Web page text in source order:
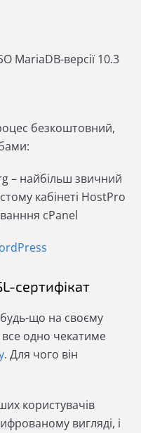
MariaDB-версії 10.3
безкоштовний,
– найбільш звичний
кабінеті HostPro
сPanel
сертифікат
що на своєму
все одно чекатиме
. Для чого він
користувачів
вигляді, і